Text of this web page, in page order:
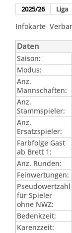
2025/26 Liga
Infokarte
Daten
Saison:
Modus:
Anz.
Mannschaften:
Anz.
Stammspieler:
Anz.
Ersatzspieler:
Farbfolge Gast
ab Brett 1:
Anz. Runden:
Feinwertungen:
Pseudowertzahl
für Spieler
ohne NWZ:
Bedenkzeit:
Karenzzeit: